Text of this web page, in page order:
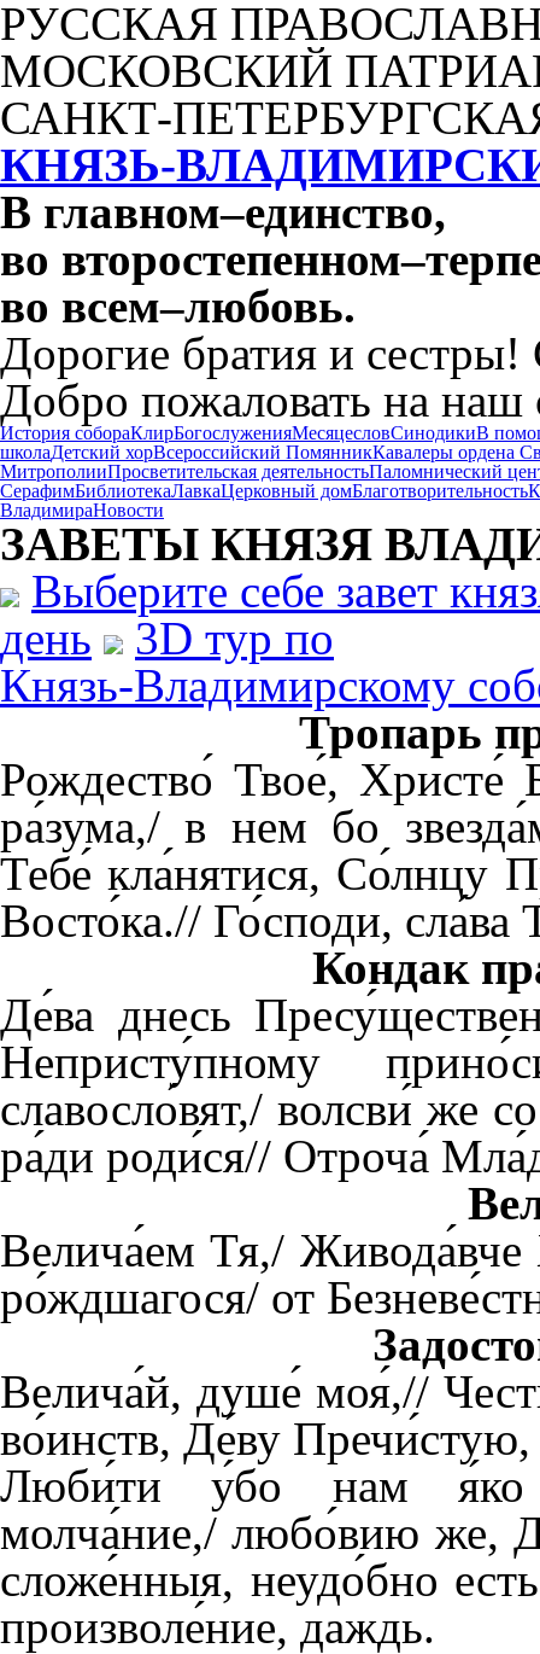
РУССКАЯ
МОСКОВСКИЙ
САНКТ-
КНЯЗЬ-
В главном–единство,
во второстепенном–
во всем–любовь.
Дорогие братия и
Добро пожаловать на наш
История собораКлирБогослуженияМесяцесловСинодикиВ
школаДетский хорВсероссийский ПомянникКавалеры ордена
МитрополииПросветительская деятельностьПаломнический
СерафимБиблиотекаЛавкаЦерковный домБлаготворительность
ВладимираНовости
ЗАВЕТЫ КНЯЗЯ
Выберите себе завет
день
3D тур по
Князь-Владимирскому
Тропарь
Рождество́ Твое́, Христе́
ра́зума,/ в нем бо
Тебе́ кла́нятися, Со́лнцу
Восто́ка.// Го́споди, сла́ва
Кондак
Де́ва днесь
Непристу́пному
славосло́вят,/ волсви́ же
ра́ди роди́ся// Отроча́
Велича́ем Тя,/
ро́ждшагося/ от
Велича́й, душе́ моя́,//
во́инств, Де́ву
Люби́ти у́бо нам я́ко
молча́ние,/ любо́вию же,
сложе́нныя, неудо́бно
произволе́ние, даждь.